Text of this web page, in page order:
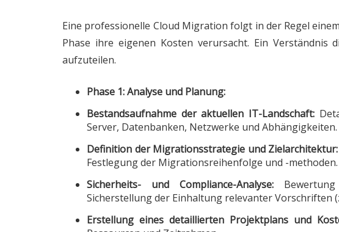
Eine professionelle Cloud Migration folgt in der Regel
Phase ihre eigenen Kosten verursacht. Ein Verständnis
aufzuteilen.
Phase 1: Analyse und Planung:
Bestandsaufnahme der aktuellen IT-Landschaft:
Server, Datenbanken, Netzwerke und Abhängigkeiten.
Definition der Migrationsstrategie und Zielarchitektur:
Festlegung der Migrationsreihenfolge und -methoden.
Sicherheits- und Compliance-Analyse:Bewertung
Sicherstellung der Einhaltung relevanter Vorschriften
Erstellung eines detaillierten Projektplans und